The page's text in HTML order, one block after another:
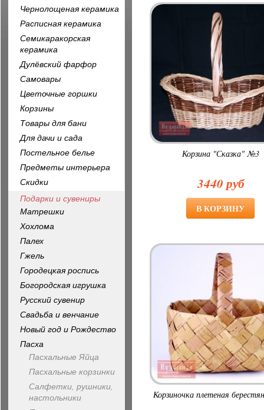
Корзина "Сказка" №3
3440 руб
Корзиночка плетеная
Чернолощеная керамика
Расписная керамика
Семикаракорская
керамика
Дулёвский фарфор
Самовары
Цветочные горшки
Корзины
Товары для бани
Для дачи и сада
Постельное белье
Предметы интерьера
Скидки
Подарки и сувениры
Матрешки
Хохлома
Палех
Гжель
Городецкая роспись
Богородская игрушка
Русский сувенир
Свадьба и венчание
Новый год и Рождество
Пасха
Пасхальные Яйца
Пасхальные корзинки
Салфетки, рушники,
настольники